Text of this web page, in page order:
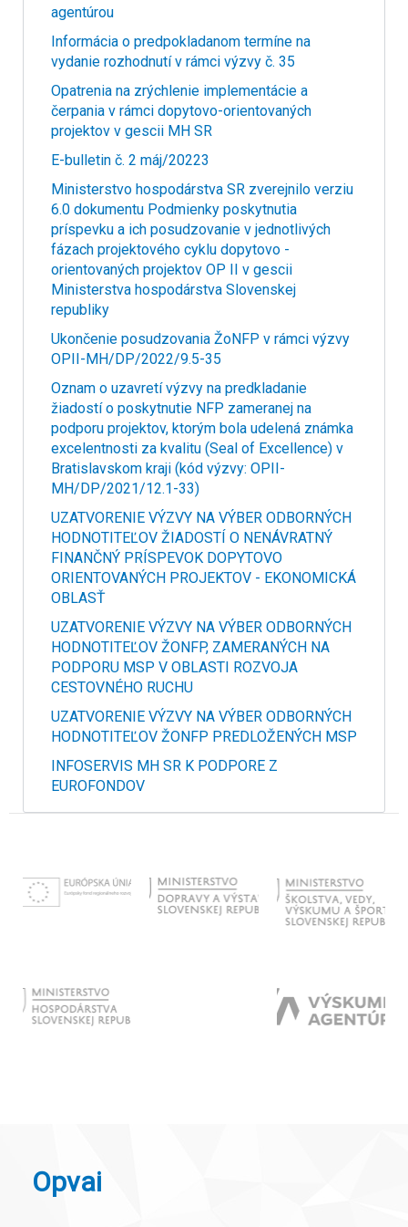
agentúrou
Informácia o predpokladanom termíne na
vydanie rozhodnutí v rámci výzvy č. 35
Opatrenia na zrýchlenie implementácie a
čerpania v rámci dopytovo-orientovaných
projektov v gescii MH SR
E-bulletin č. 2 máj/20223
Ministerstvo hospodárstva SR zverejnilo verziu
6.0 dokumentu Podmienky poskytnutia
príspevku a ich posudzovanie v jednotlivých
fázach projektového cyklu dopytovo -
orientovaných projektov OP II v gescii
Ministerstva hospodárstva Slovenskej
republiky
Ukončenie posudzovania ŽoNFP v rámci výzvy
OPII-MH/DP/2022/9.5-35
Oznam o uzavretí výzvy na predkladanie
žiadostí o poskytnutie NFP zameranej na
podporu projektov, ktorým bola udelená známka
excelentnosti za kvalitu (Seal of Excellence) v
Bratislavskom kraji (kód výzvy: OPII-
MH/DP/2021/12.1-33)
UZATVORENIE VÝZVY NA VÝBER ODBORNÝCH
HODNOTITEĽOV ŽIADOSTÍ O NENÁVRATNÝ
FINANČNÝ PRÍSPEVOK DOPYTOVO
ORIENTOVANÝCH PROJEKTOV - EKONOMICKÁ
OBLASŤ
UZATVORENIE VÝZVY NA VÝBER ODBORNÝCH
HODNOTITEĽOV ŽONFP, ZAMERANÝCH NA
PODPORU MSP V OBLASTI ROZVOJA
CESTOVNÉHO RUCHU
UZATVORENIE VÝZVY NA VÝBER ODBORNÝCH
HODNOTITEĽOV ŽONFP PREDLOŽENÝCH MSP
INFOSERVIS MH SR K PODPORE Z
EUROFONDOV
Opvai